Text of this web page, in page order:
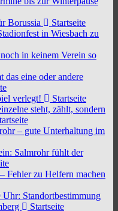
Borussia
Startseite
in Wiesbach zu
in keinem Verein so
das eine oder andere
verlegt!
Startseite
steht, zählt, sondern
– gute Unterhaltung im
Salmrohr fühlt der
Fehler zu Helfern machen
Standortbestimmung
Startseite